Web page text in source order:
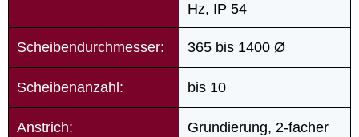
Scheibendurchmesser:
Scheibenanzahl:
Anstrich:
Hz, IP 54
365 bis 1400 Ø
bis 10
Grundierung, 2-facher